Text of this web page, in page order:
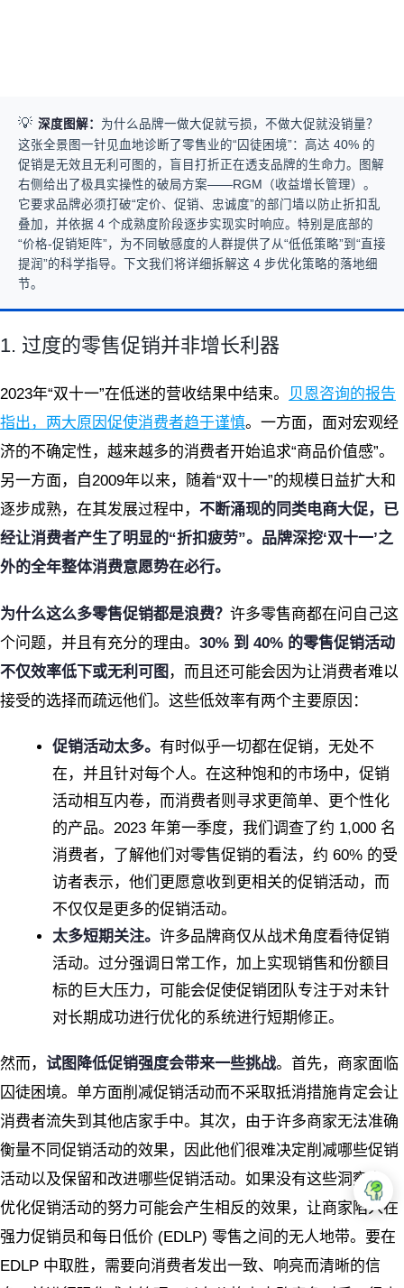
💡 深度图解： 为什么品牌一做大促就亏损，不做大促就没销量？
这张全景图一针见血地诊断了零售业的“囚徒困境”：高达 40% 的
促销是无效且无利可图的，盲目打折正在透支品牌的生命力。图解
右侧给出了极具实操性的破局方案——RGM（收益增长管理）。
它要求品牌必须打破“定价、促销、忠诚度”的部门墙以防止折扣乱
叠加，并依据 4 个成熟度阶段逐步实现实时响应。特别是底部的
“价格-促销矩阵”，为不同敏感度的人群提供了从“低低策略”到“直接
提润”的科学指导。下文我们将详细拆解这 4 步优化策略的落地细
节。
1. 过度的零售促销并非增长利器
2023年“双十一”在低迷的营收结果中结束。
贝恩咨询的报告
指出，两大原因促使消费者趋于谨慎。一方面，面对宏观经
济的不确定性，越来越多的消费者开始追求“商品价值感”。
另一方面，自2009年以来，随着“双十一”的规模日益扩大和
逐步成熟，在其发展过程中， 不断涌现的同类电商大促，已
经让消费者产生了明显的“折扣疲劳”。品牌深挖‘双十一’之
外的全年整体消费意愿势在必行。
为什么这么多零售促销都是浪费？ 许多零售商都在问自己这
个问题，并且有充分的理由。 30% 到 40% 的零售促销活动
不仅效率低下或无利可图 ，而且还可能会因为让消费者难以
接受的选择而疏远他们。这些低效率有两个主要原因：
促销活动太多。 有时似乎一切都在促销，无处不
在，并且针对每个人。在这种饱和的市场中，促销
活动相互内卷，而消费者则寻求更简单、更个性化
的产品。2023 年第一季度，我们调查了约 1,000 名
消费者，了解他们对零售促销的看法，约 60% 的受
访者表示，他们更愿意收到更相关的促销活动，而
不仅仅是更多的促销活动。
太多短期关注。 许多品牌商仅从战术角度看待促销
活动。过分强调日常工作，加上实现销售和份额目
标的巨大压力，可能会促使促销团队专注于对未针
对长期成功进行优化的系统进行短期修正。
然而， 试图降低促销强度会带来一些挑战。首先，商家面临
囚徒困境。单方面削减促销活动而不采取抵消措施肯定会让
消费者流失到其他店家手中。其次，由于许多商家无法准确
衡量不同促销活动的效果，因此他们很难决定削减哪些促销
活动以及保留和改进哪些促销活动。如果没有这些洞察力，
优化促销活动的努力可能会产生相反的效果，让商家陷入在
强力促销员和每日低价 (EDLP) 零售之间的无人地带。要在
EDLP 中取胜，需要向消费者发出一致、响亮而清晰的信